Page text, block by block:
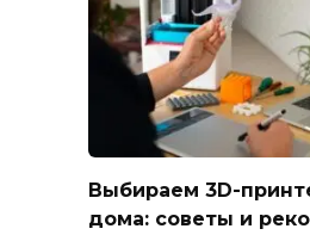
Выбираем 3D-
дома: советы и